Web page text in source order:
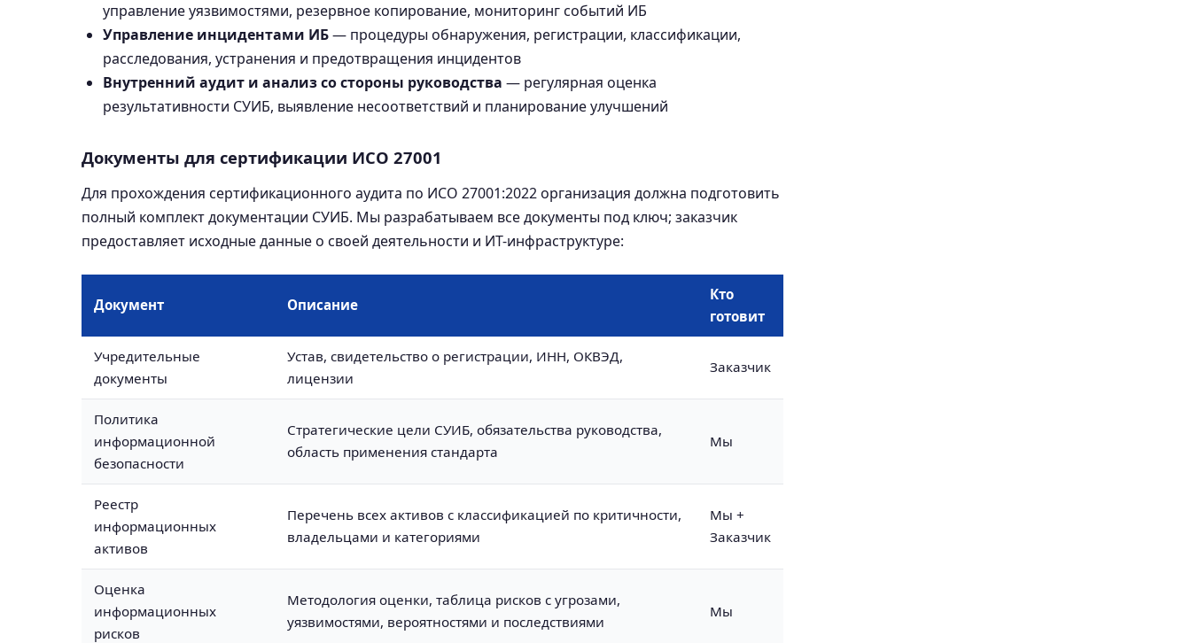
управление уязвимостями, резервное копирование, мониторинг событий ИБ
Управление инцидентами ИБ— процедуры обнаружения, регистрации, классификации,
расследования, устранения и предотвращения инцидентов
Внутренний аудит и анализ со стороны руководства — регулярная оценка
результативности СУИБ, выявление несоответствий и планирование улучшений
Документы для сертификации ИСО 27001
Для прохождения сертификационного аудита по ИСО 27001:2022 организация должна подготовить
полный комплект документации СУИБ. Мы разрабатываем все документы под ключ; заказчик
предоставляет исходные данные о своей деятельности и ИТ-инфраструктуре:
Документ Описание
Кто
готовит
Учредительные
документы
Устав, свидетельство о регистрации, ИНН, ОКВЭД,
лицензии
Заказчик
Политика
информационной
безопасности
Стратегические цели СУИБ, обязательства руководства,
область применения стандарта
Мы
Реестр
информационных
активов
Перечень всех активов с классификацией по критичности,
владельцами и категориями
Мы +
Заказчик
Оценка
информационных
рисков
Методология оценки, таблица рисков с угрозами,
уязвимостями, вероятностями и последствиями
Мы